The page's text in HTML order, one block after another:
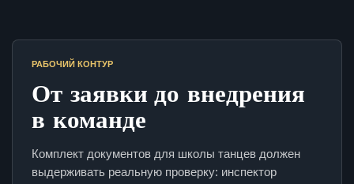
РАБОЧИЙ КОНТУР
От заявки до внедрения
в команде
Комплект документов для школы танцев должен
выдерживать реальную проверку: инспектор